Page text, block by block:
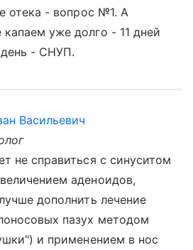
отека - вопрос №1. А
уже долго - 11 дней
- СНУП.
Васильевич
не справиться с синуситом
аденоидов,
дополнить лечение
пазух методом
и применением в нос